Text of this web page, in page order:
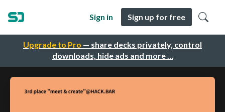
Upgrade to Pro — share decks privately, control
downloads, hide ads and more …
Sign in Sign up for free